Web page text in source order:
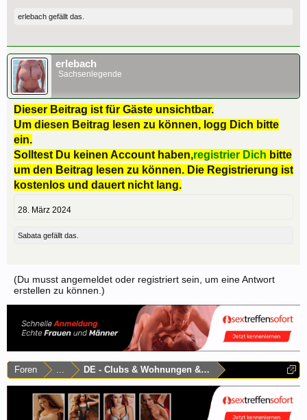
erlebach gefällt das.
erlebach
Sachsenlegende
Dieser Beitrag ist für Gäste unsichtbar.
Um diesen Beitrag lesen zu können, logg Dich bitte
ein.
Solltest Du keinen Account haben,registrier Dich bitte
um den Beitrag lesen zu können. Die Registrierung ist
kostenlos und dauert nicht lang.
28. März 2024
Sabata gefällt das.
(Du musst angemeldet oder registriert sein, um eine Antwort
erstellen zu können.)
Foren ... DE - Clubs & Wohnungen & Laufhäuser